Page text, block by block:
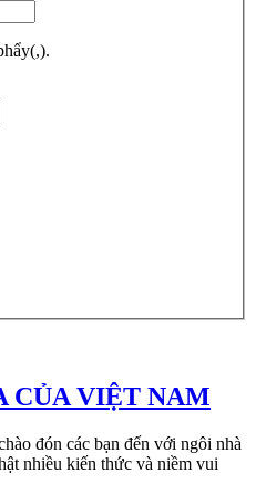
CỦA VIỆT NAM
đón các bạn đến với ngôi nhà
nhiều kiến thức và niềm vui